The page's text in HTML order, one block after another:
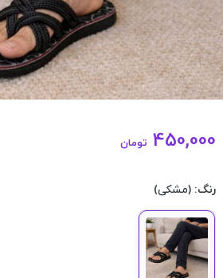
450,000 تومان
رنگ: (مشکی)